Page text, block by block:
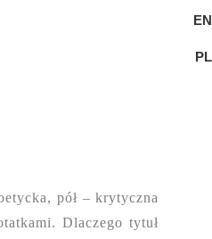
EN
PL
pół – krytyczna
Dlaczego tytuł